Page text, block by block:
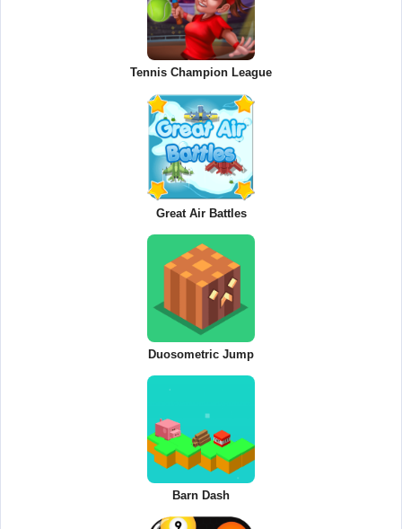
Tennis Champion League
Great Air Battles
Duosometric Jump
Barn Dash